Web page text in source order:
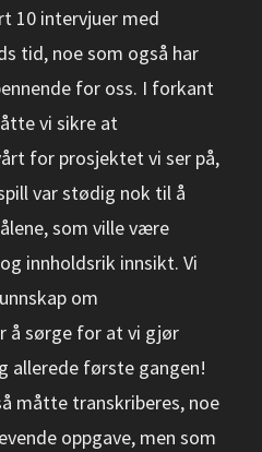
10 intervjuer med
tid, noe som også har
for oss. I forkant
vi sikre at
for prosjektet vi ser på,
var stødig nok til å
som ville være
innholdsrik innsikt. Vi
om
å sørge for at vi gjør
allerede første gangen!
måtte transkriberes, noe
oppgave, men som